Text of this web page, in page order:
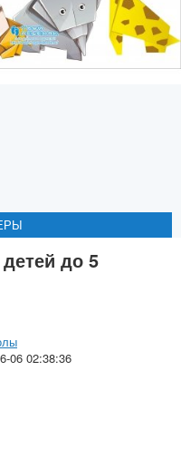
до 5
06 02:38:36